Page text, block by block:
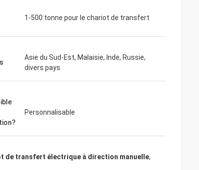
1-500 tonne pour le chariot de transfert
Asie du Sud-Est, Malaisie, Inde, Russie,
divers pays
Personnalisable
de transfert électrique à direction manuelle,